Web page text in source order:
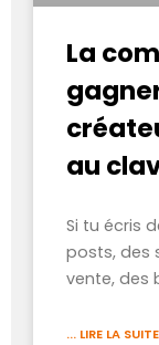
La
au
Si tu écris
posts, des
vente, des
... LIRE LA SUITE